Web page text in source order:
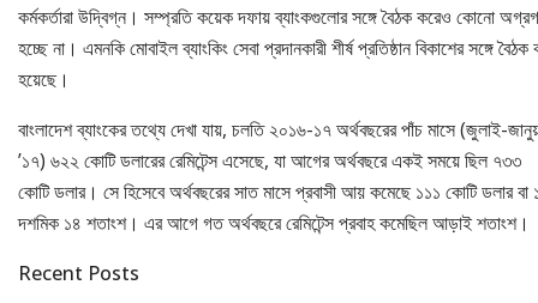
কর্মকর্তারা উদ্বিগ্ন। সম্প্রতি কয়েক দফায় ব্যাংকগুলোর সঙ্গে বৈঠক করেও কোনো
হচ্ছে না। এমনকি মোবাইল ব্যাংকিং সেবা প্রদানকারী শীর্ষ প্রতিষ্ঠান বিকাশের সঙ্গে বৈঠক
হয়েছে।
বাংলাদেশ ব্যাংকের তথ্যে দেখা যায়, চলতি ২০১৬-১৭ অর্থবছরের পাঁচ মাসে (জুলাই-
’১৭) ৬২২ কোটি ডলারের রেমিটেন্স এসেছে, যা আগের অর্থবছরে একই সময়ে ছিল ৭৩৩
কোটি ডলার। সে হিসেবে অর্থবছরের সাত মাসে প্রবাসী আয় কমেছে ১১১ কোটি ডলার বা
দশমিক ১৪ শতাংশ। এর আগে গত অর্থবছরে রেমিটেন্স প্রবাহ কমেছিল আড়াই শতাংশ।
Recent Posts